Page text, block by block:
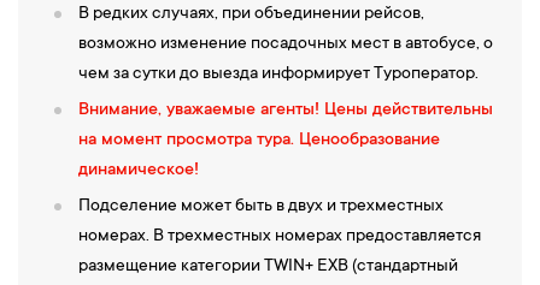
В редких случаях, при объединении рейсов,
возможно изменение посадочных мест в автобусе, о
чем за сутки до выезда информирует Туроператор.
Внимание, уважаемые агенты! Цены действительны
на момент просмотра тура. Ценообразование
динамическое!
Подселение может быть в двух и трехместных
номерах. В трехместных номерах предоставляется
размещение категории TWIN+ EXB (стандартный